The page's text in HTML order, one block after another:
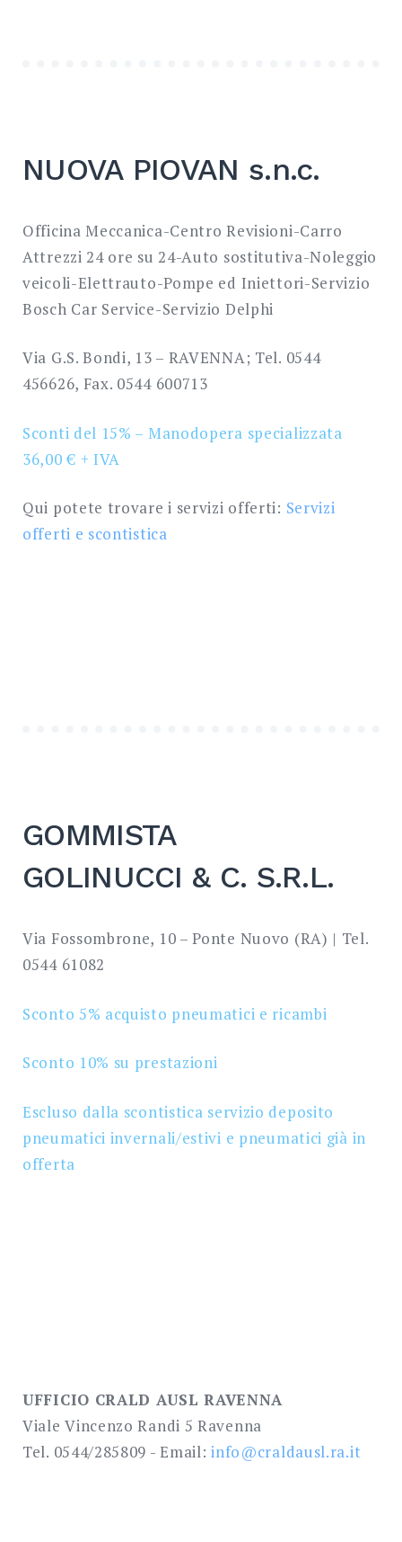
NUOVA PIOVAN s.n.c.
Officina Meccanica-Centro Revisioni-Carro
Attrezzi 24 ore su 24-Auto sostitutiva-Noleggio
veicoli-Elettrauto-Pompe ed Iniettori-Servizio
Bosch Car Service-Servizio Delphi
Via G.S. Bondi, 13 – RAVENNA; Tel. 0544
456626, Fax. 0544 600713
Sconti del 15% – Manodopera specializzata
36,00 € + IVA
Qui potete trovare i servizi offerti: Servizi
offerti e scontistica
GOMMISTA
GOLINUCCI & C. S.R.L.
Via Fossombrone, 10 – Ponte Nuovo (RA) | Tel.
0544 61082
Sconto 5% acquisto pneumatici e ricambi
Sconto 10% su prestazioni
Escluso dalla scontistica servizio deposito
pneumatici invernali/estivi e pneumatici già in
offerta
UFFICIO CRALD AUSL RAVENNA
Viale Vincenzo Randi 5 Ravenna
Tel. 0544/285809 - Email:info@craldausl.ra.it